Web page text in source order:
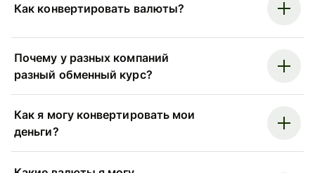
Как конвертировать валюты?
Почему у разных компаний
разный обменный курс?
Как я могу конвертировать мои
деньги?